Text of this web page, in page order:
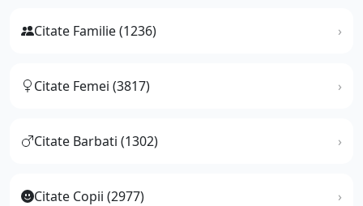
Citate Familie (1236)
Citate Femei (3817)
Citate Barbati (1302)
Citate Copii (2977)